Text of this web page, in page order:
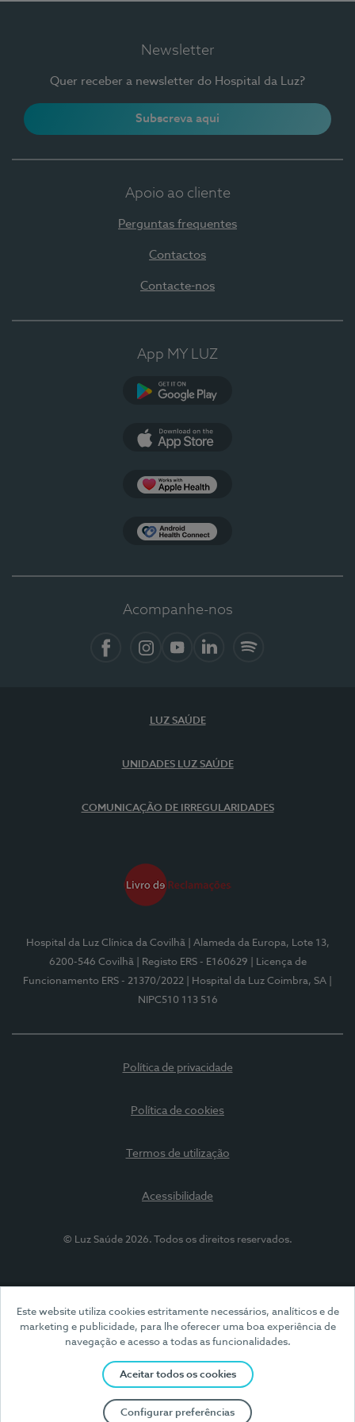
Este website utiliza cookies estritamente necessários, analíticos e de
marketing e publicidade, para lhe oferecer uma boa experiência de
navegação e acesso a todas as funcionalidades.
Aceitar todos os cookies
Configurar preferências
Newsletter
Quer receber a newsletter do Hospital da Luz?
Subscreva aqui
Apoio ao cliente
Perguntas frequentes
Contactos
Contacte-nos
App MY LUZ
Acompanhe-nos
LUZ SAÚDE
UNIDADES LUZ SAÚDE
COMUNICAÇÃO DE IRREGULARIDADES
Hospital da Luz Clínica da Covilhã
| Alameda da Europa, Lote 13,
6200-546 Covilhã
| Registo ERS - E160629
| Licença de
Funcionamento ERS - 21370/2022
| Hospital da Luz Coimbra, SA
NIPC510 113 516
Política de privacidade
Política de cookies
Termos de utilização
Acessibilidade
© Luz Saúde 2026. Todos os direitos reservados.